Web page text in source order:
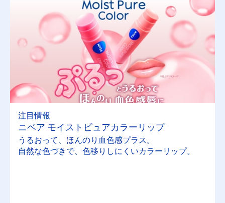
商品タイプ
アクティブエイジ
エンジェルスキン
クリアビューティー
クリームケア
注目情報
ニベア モイストピュアカラーリップ
うるおって、ほんのり血色感プラス。
自然な色づきで、色移りしにくいカラーリップ。